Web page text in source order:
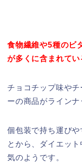
食物繊維や5種のビ
が多くに含まれてい
チョコチップ味や
ーの商品がラインナ
個包装で持ち運び
とから、ダイエッ
気のようです。